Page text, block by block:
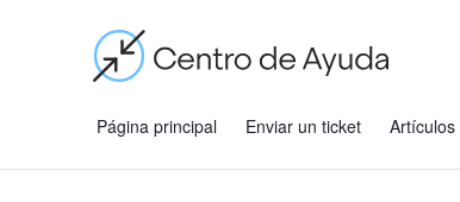
Página principal Enviar un ticket Artículos